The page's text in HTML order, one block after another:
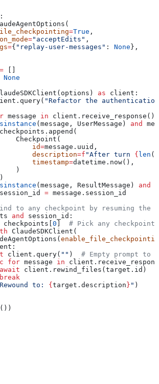
=True ,
="acceptEdits" ,
={ "replay-user-messages" : None},
= []
None
as client:
"Refactor the authentication
message in client.receive_response():
(message, UserMessage) and
Checkpoint(
id
=message.uuid,
description
=f "After turn {len
timestamp
=datetime.now(),
)
(message, ResultMessage) and
= message.session_id
to any checkpoint by resuming the
and
session_id:
checkpoints[0 ] # Pick any checkpoint
ClaudeSDKClient(
client.query( "" ) # Empty prompt to
for message in
client.rewind_files(target.id)
to: {target.description} " )